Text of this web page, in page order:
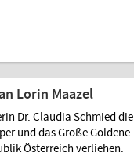
Lorin Maazel
Dr. Claudia Schmied die
und das Große Goldene
Österreich verliehen.